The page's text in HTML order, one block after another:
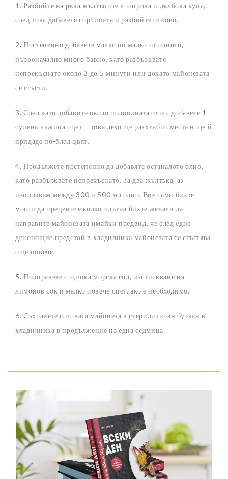
1. Разбийте на ръка жълтъците в широка и дълбока купа,
след това добавете горчицата и разбийте отново.
2. Постепенно добавете малко по малко от олиото,
първоначално много бавно, като разбърквате
непрекъснато около 3 до 5 минути или докато майонезата
се сгъсти.
3. След като добавите около половината олио, добавете 1
супена лъжица оцет – това леко ще разхлаби сместа и ще й
придаде по-блед цвят.
4. Продължете постепенно да добавяте останалото олио,
като разбърквате непрекъснато. За два жълтъка, аз
използвам между 300 и 500 мл олио. Вие сами бихте
могли да прецените колко плътна бихте желали да
направите майонезата имайки предвид, че след едно
денонощие предстой в хладилника майонезата се сгъстява
още повече.
5. Подправете с щипка морска сол, изстискване на
лимонов сок и малко повече оцет, ако е необходимо.
6. Съхранете готовата майонеза в стерилизиран буркан в
хладилника в продължение на една седмица.